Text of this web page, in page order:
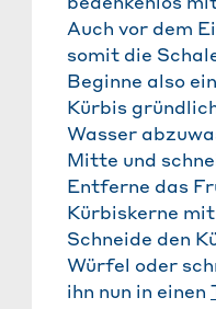
bedenkenlos
Auch vor dem
somit die
Beginne also
Kürbis
Wasser
Mitte und
Entferne das
Kürbiskerne
Schneide den
Würfel oder
ihn nun in einen